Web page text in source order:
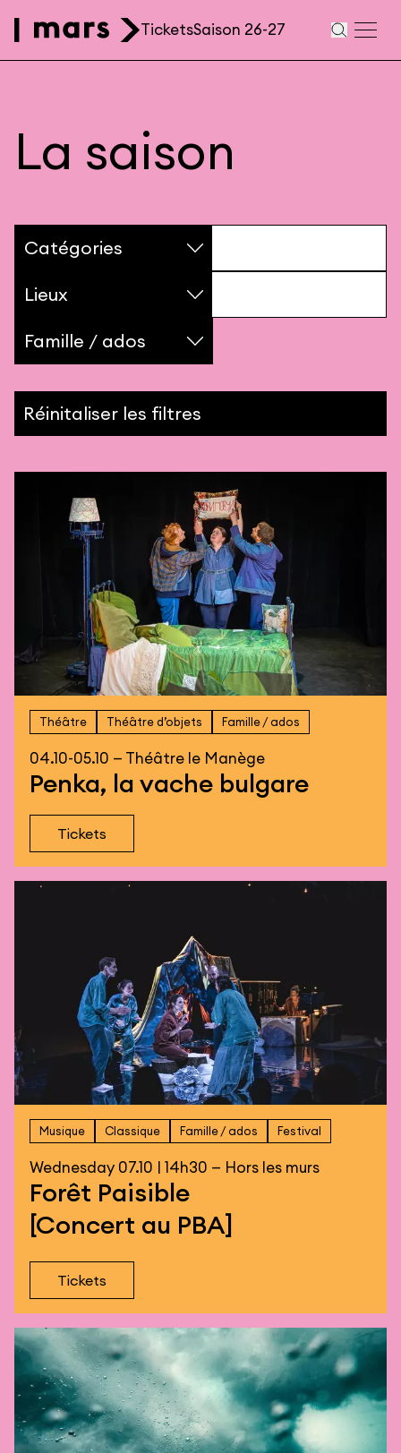
Navigation
TicketsSaison 26-27
La saison
Réinitaliser les filtres
Théâtre Théâtre d’objets Famille / ados
04.10-05.10 — Théâtre le Manège
Penka, la vache bulgare
Tickets
Musique Classique Famille / ados Festival
Wednesday 07.10 | 14h30 — Hors les murs
Forêt Paisible
[Concert au PBA]
Tickets